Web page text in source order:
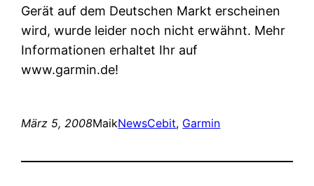
Gerät auf dem Deutschen Markt erscheinen
wird, wurde leider noch nicht erwähnt. Mehr
Informationen erhaltet Ihr auf
www.garmin.de!
März 5, 2008MaikNewsCebit, Garmin